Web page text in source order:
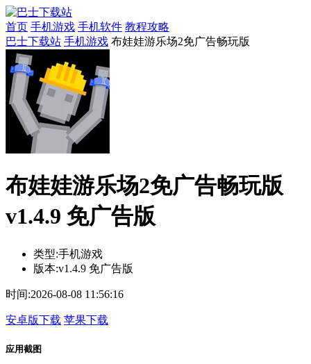
首页 手机游戏 手机软件 教程攻略
巴士下载站 手机游戏 布娃娃游乐场2免广告畅玩版
布娃娃游乐场2免广告畅玩版
v1.4.9 免广告版
类型:手机游戏
版本:v1.4.9 免广告版
时间:2026-08-08 11:56:16
安卓版下载 苹果下载
应用截图